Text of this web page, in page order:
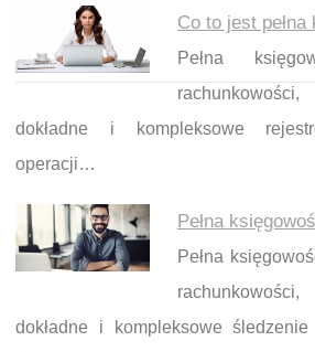
Co to jest
Pełna
dokładne i kompleksowe
operacji…
Pełna
Pełna
dokładne i kompleksowe